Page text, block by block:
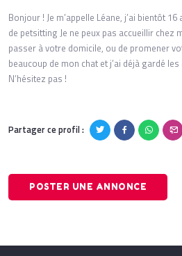
Bonjour ! Je m’appelle Léane, j’ai bientôt
de petsitting Je ne peux pas accueillir chez
passer à votre domicile, ou de promener
beaucoup de mon chat et j’ai déjà gardé
N’hésitez pas !
Partager ce profil :
POSTER UNE ANNONCE